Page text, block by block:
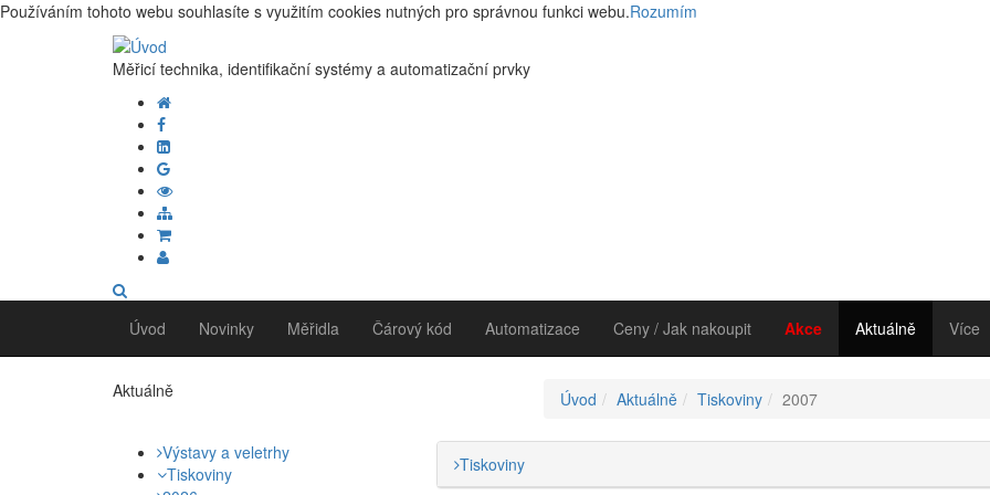
Používáním tohoto webu souhlasíte s využitím cookies nutných pro správnou funkci webu.Rozumím
Měřicí technika, identifikační systémy a automatizační prvky
Úvod Novinky Měřidla Čárový kód Automatizace Ceny / Jak nakoupit Akce Aktuálně Více
Aktuálně Úvod Aktuálně Tiskoviny 2007
Výstavy a veletrhy
Tiskoviny
Tiskoviny